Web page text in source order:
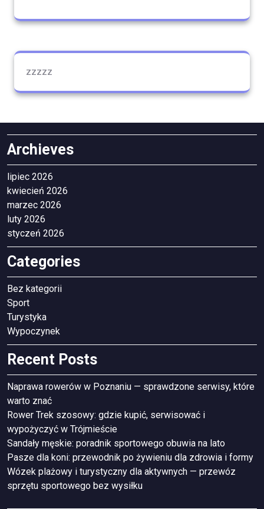
zzzzz
Archieves
lipiec 2026
kwiecień 2026
marzec 2026
luty 2026
styczeń 2026
Categories
Bez kategorii
Sport
Turystyka
Wypoczynek
Recent Posts
Naprawa rowerów w Poznaniu — sprawdzone serwisy, które
warto znać
Rower Trek szosowy: gdzie kupić, serwisować i
wypożyczyć w Trójmieście
Sandały męskie: poradnik sportowego obuwia na lato
Pasze dla koni: przewodnik po żywieniu dla zdrowia i formy
Wózek plażowy i turystyczny dla aktywnych — przewóz
sprzętu sportowego bez wysiłku